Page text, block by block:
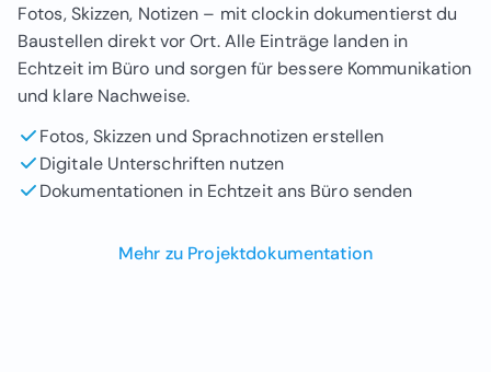
Fotos, Skizzen, Notizen – mit clockin dokumentierst du
Baustellen direkt vor Ort. Alle Einträge landen in
Echtzeit im Büro und sorgen für bessere Kommunikation
und klare Nachweise.
Fotos, Skizzen und Sprachnotizen erstellen
Digitale Unterschriften nutzen
Dokumentationen in Echtzeit ans Büro senden
Mehr zu Projektdokumentation